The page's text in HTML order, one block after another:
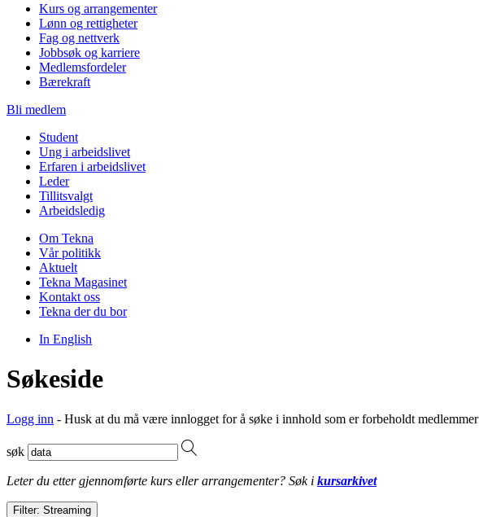
Kurs og arrangementer
Lønn og rettigheter
Fag og nettverk
Jobbsøk og karriere
Medlemsfordeler
Bærekraft
Bli medlem
Student
Ung i arbeidslivet
Erfaren i arbeidslivet
Leder
Tillitsvalgt
Arbeidsledig
Om Tekna
Vår politikk
Aktuelt
Tekna Magasinet
Kontakt oss
Tekna der du bor
In English
Søkeside
Logg inn - Husk at du må være innlogget for å søke i innhold som er forbeholdt
søk
Leter du etter gjennomførte kurs eller arrangementer? Søk i kursarkivet
Filter: Streaming